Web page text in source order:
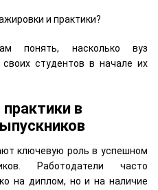
и практики?
понять, насколько вуз
студентов в начале их
в
ключевую роль в успешном
Работодатели часто
на диплом, но и на наличие